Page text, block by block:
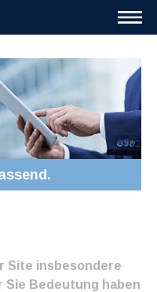
Site insbesondere
Sie Bedeutung haben